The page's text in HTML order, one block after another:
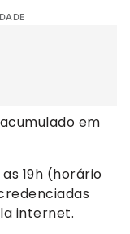
em
19h (horário
internet.